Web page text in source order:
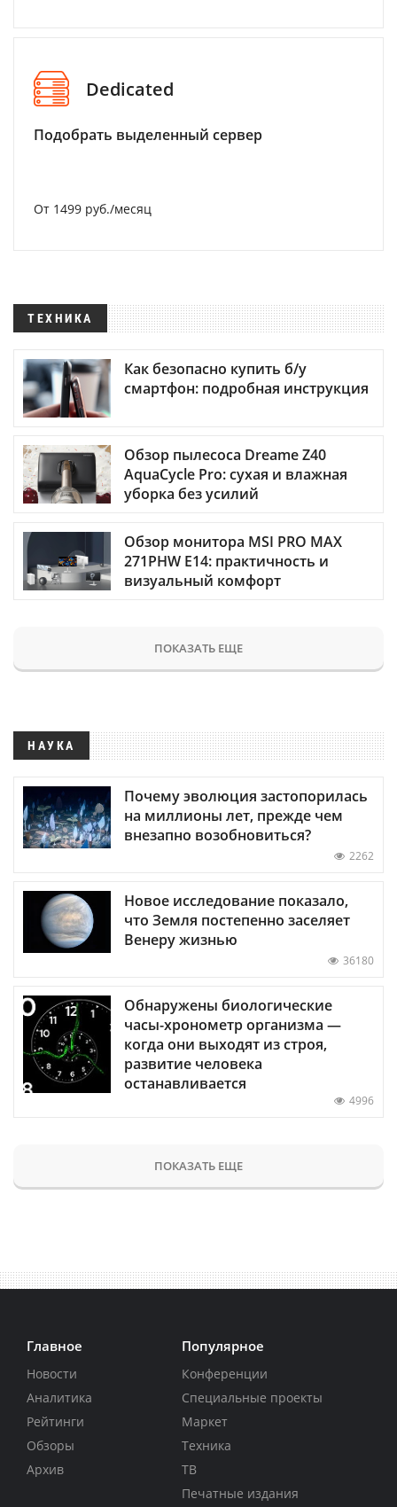
Dedicated
Подобрать выделенный сервер
От 1499 руб./месяц
ТЕХНИКА
Как безопасно купить б/у
смартфон: подробная инструкция
Обзор пылесоса Dreame Z40
AquaCycle Pro: сухая и влажная
уборка без усилий
Обзор монитора MSI PRO MAX
271PHW E14: практичность и
визуальный комфорт
ПОКАЗАТЬ ЕЩЕ
НАУКА
Почему эволюция застопорилась
на миллионы лет, прежде чем
внезапно возобновиться?
2262
Новое исследование показало,
что Земля постепенно заселяет
Венеру жизнью
36180
Обнаружены биологические
часы-хронометр организма —
когда они выходят из строя,
развитие человека
останавливается
4996
ПОКАЗАТЬ ЕЩЕ
Главное
Новости
Аналитика
Рейтинги
Обзоры
Архив
Популярное
Конференции
Специальные проекты
Маркет
Техника
ТВ
Печатные издания